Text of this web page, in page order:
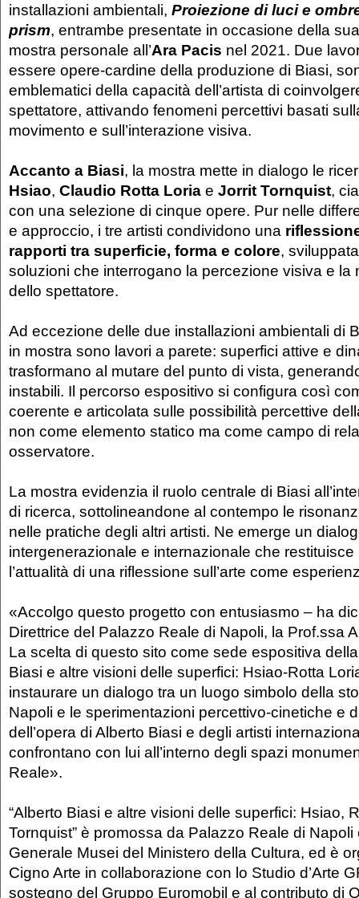
installazioni ambientali, Proiezione di luci e
prism, entrambe presentate in occasione della
mostra personale all’Ara Pacis nel 2021. Due
essere opere-cardine della produzione di Biasi,
emblematici della capacità dell’artista di
spettatore, attivando fenomeni percettivi basati
movimento e sull’interazione visiva.
Accanto a Biasi, la mostra mette in dialogo le
Hsiao, Claudio Rotta Loria e Jorrit Tornquist,
con una selezione di cinque opere. Pur nelle
e approccio, i tre artisti condividono una
rapporti tra superficie, forma e colore,
soluzioni che interrogano la percezione visiva e la
dello spettatore.
Ad eccezione delle due installazioni ambientali di
in mostra sono lavori a parete: superfici attive e
trasformano al mutare del punto di vista,
instabili. Il percorso espositivo si configura così
coerente e articolata sulle possibilità percettive
non come elemento statico ma come campo di
osservatore.
La mostra evidenzia il ruolo centrale di Biasi
di ricerca, sottolineandone al contempo le
nelle pratiche degli altri artisti. Ne emerge un
intergenerazionale e internazionale che restituisce
l’attualità di una riflessione sull’arte come
«Accolgo questo progetto con entusiasmo – ha
Direttrice del Palazzo Reale di Napoli, la Prof.ssa
La scelta di questo sito come sede espositiva
Biasi e altre visioni delle superfici: Hsiao-Rotta
instaurare un dialogo tra un luogo simbolo della
Napoli e le sperimentazioni percettivo-cinetiche e
dell’opera di Alberto Biasi e degli artisti
confrontano con lui all’interno degli spazi
Reale».
“Alberto Biasi e altre visioni delle superfici: Hsiao,
Tornquist” è promossa da Palazzo Reale di Napoli
Generale Musei del Ministero della Cultura, ed è
Cigno Arte in collaborazione con lo Studio d’Arte
sostegno del Gruppo Euromobil e al contributo di